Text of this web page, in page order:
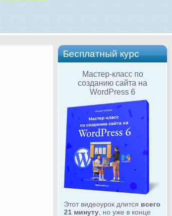
Бесплатный курс
Мастер-класс по
созданию сайта на
WordPress 6
Этот видеоурок длится всего
21 минуту , но уже в конце